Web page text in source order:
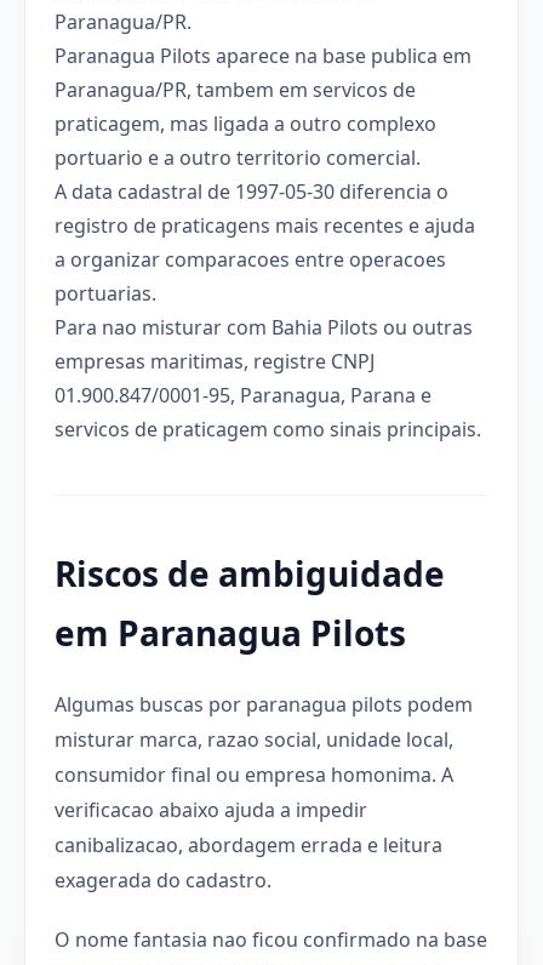
Paranagua/PR.
Paranagua Pilots aparece na base publica em
Paranagua/PR, tambem em servicos de
praticagem, mas ligada a outro complexo
portuario e a outro territorio comercial.
A data cadastral de 1997-05-30 diferencia o
registro de praticagens mais recentes e ajuda
a organizar comparacoes entre operacoes
portuarias.
Para nao misturar com Bahia Pilots ou outras
empresas maritimas, registre CNPJ
01.900.847/0001-95, Paranagua, Parana e
servicos de praticagem como sinais principais.
Riscos de ambiguidade
em Paranagua Pilots
Algumas buscas por paranagua pilots podem
misturar marca, razao social, unidade local,
consumidor final ou empresa homonima. A
verificacao abaixo ajuda a impedir
canibalizacao, abordagem errada e leitura
exagerada do cadastro.
O nome fantasia nao ficou confirmado na base